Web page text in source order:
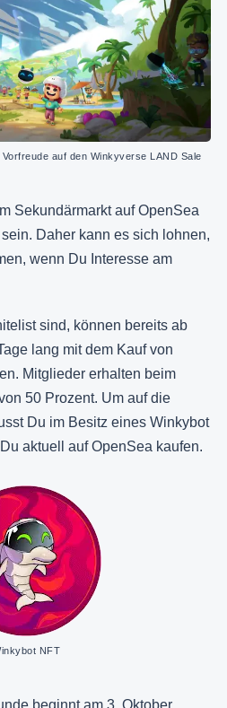
auf den Winkyverse LAND Sale
Sekundärmarkt auf OpenSea
Daher kann es sich lohnen,
wenn Du Interesse am
sind, können bereits ab
lang mit dem Kauf von
Mitglieder erhalten beim
50 Prozent. Um auf die
Du im Besitz eines Winkybot
aktuell auf OpenSea kaufen.
NFT
beginnt am 3. Oktober